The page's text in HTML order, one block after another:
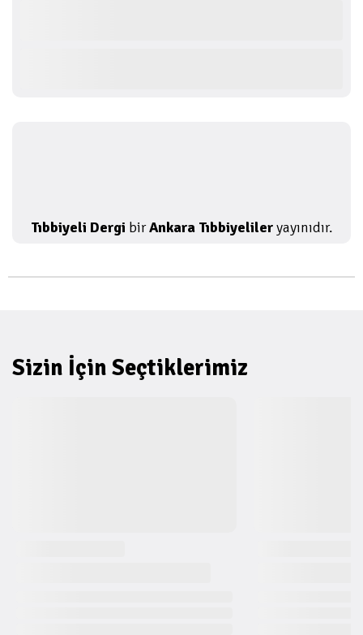
Tıbbiyeli Dergi birAnkara Tıbbiyelileryayınıdır.
Sizin İçin Seçtiklerimiz